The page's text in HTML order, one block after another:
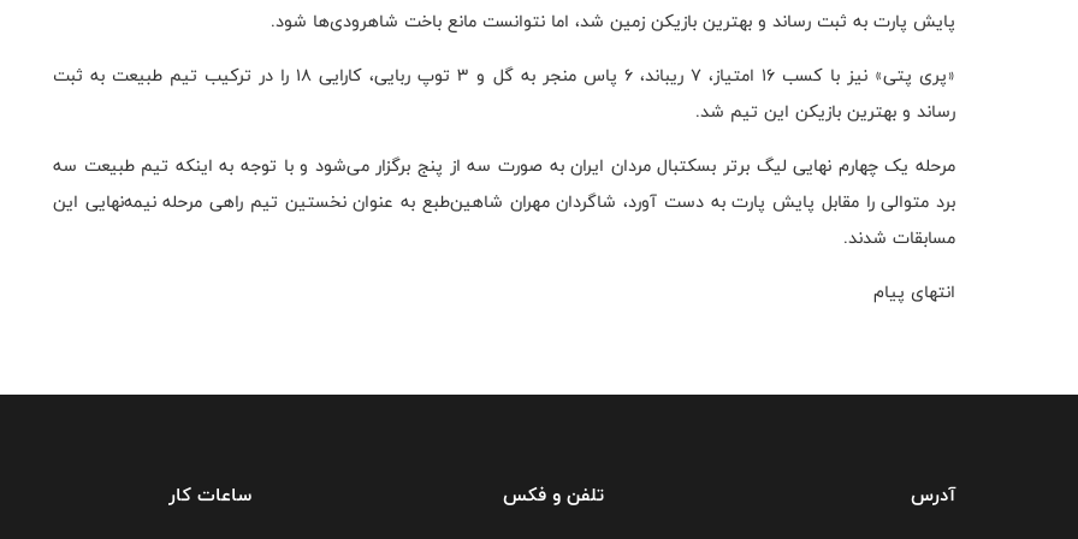
پایش پارت به ثبت رساند و بهترین بازیکن زمین شد، اما نتوانست مانع باخت شاهرودی‌ها شود.
«پری پتی» نیز با کسب ۱۶ امتیاز، ۷ ریباند، ۶ پاس منجر به گل و ۳ توپ ربایی، کارایی ۱۸ را در ترکیب تیم طبیعت به ثبت
رساند و بهترین بازیکن این تیم شد.
مرحله یک چهارم نهایی لیگ برتر بسکتبال مردان ایران به صورت سه از پنج برگزار می‌شود و با توجه به اینکه تیم طبیعت سه
برد متوالی را مقابل پایش پارت به دست آورد، شاگردان مهران شاهین‌طبع به عنوان نخستین تیم راهی مرحله‌ نیمه‌نهایی این
مسابقات شدند.
انتهای پیام
آدرس تلفن و فکس ساعات کار